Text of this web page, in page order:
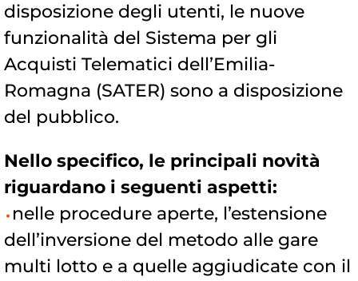
disposizione degli utenti, le nuove
funzionalità del Sistema per gli
Acquisti Telematici dell’Emilia-
Romagna (SATER) sono a disposizione
del pubblico.
Nello specifico, le principali novità
riguardano i seguenti aspetti:
nelle procedure aperte, l’estensione
dell’inversione del metodo alle gare
multi lotto e a quelle aggiudicate con il